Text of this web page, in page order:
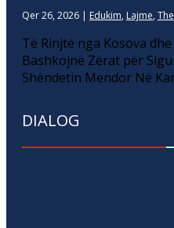
Qer 26, 2026 | Edukim, Lajme,
Të Rinjtë nga Kosova
Bashkojnë Zërat për
Shëndetin Mendor Në
DIALOG